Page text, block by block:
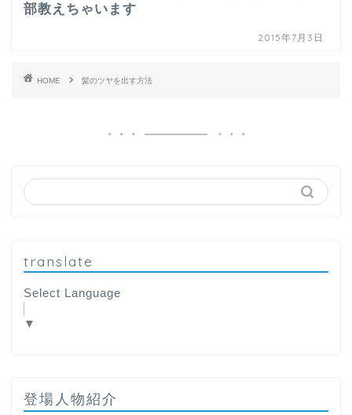
部教えちゃいます
2015年7月3日
HOME 髪のツヤを出す方法
translate
Select Language
▼
登場人物紹介